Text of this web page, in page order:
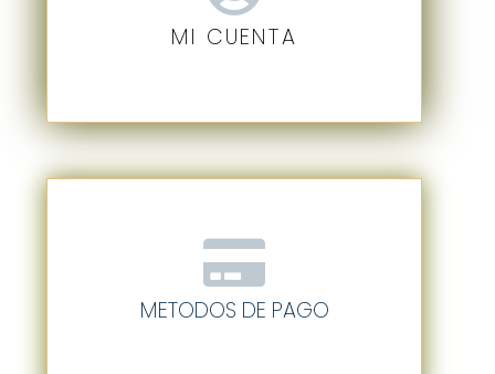
MI CUENTA
METODOS DE PAGO